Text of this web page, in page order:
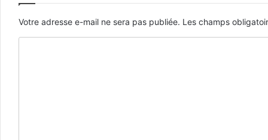
Votre adresse e-mail ne sera pas publiée. Les champs